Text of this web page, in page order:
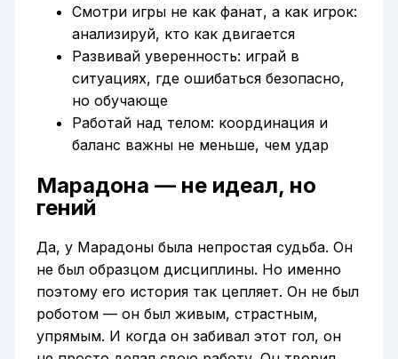
Смотри игры не как фанат, а как игрок:
анализируй, кто как двигается
Развивай уверенность: играй в
ситуациях, где ошибаться безопасно,
но обучающе
Работай над телом: координация и
баланс важны не меньше, чем удар
Марадона — не идеал, но
гений
Да, у Марадоны была непростая судьба. Он
не был образцом дисциплины. Но именно
поэтому его история так цепляет. Он не был
роботом — он был живым, страстным,
упрямым. И когда он забивал этот гол, он